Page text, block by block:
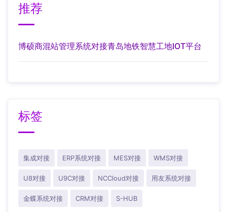
推荐
博硕商混站管理系统对接青岛地铁智慧工地IOT平台
标签
集成对接 ERP系统对接 MES对接 WMS对接
U8对接 U9C对接 NCCloud对接 用友系统对接
金蝶系统对接 CRM对接 S-HUB